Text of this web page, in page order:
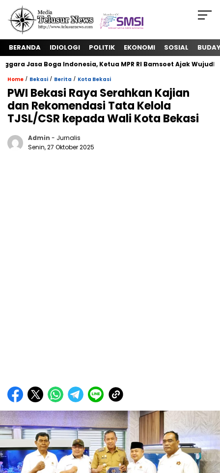
BERANDA IDIOLOGI POLITIK EKONOMI SOSIAL
Jasa Boga Indonesia, Ketua MPR RI Bamsoet Ajak Wujudkan
Home / Bekasi / Berita / Kota Bekasi
PWI Bekasi Raya Serahkan Kajian
dan Rekomendasi Tata Kelola
TJSL/CSR kepada Wali Kota Bekasi
Admin - Jurnalis
Senin, 27 Oktober 2025